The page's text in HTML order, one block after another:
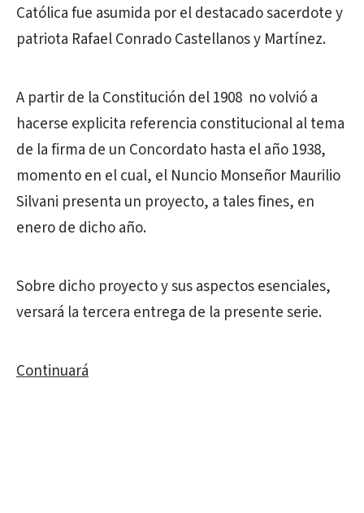
Católica fue asumida por el destacado sacerdote y
patriota Rafael Conrado Castellanos y Martínez.
A partir de la Constitución del 1908 no volvió a
hacerse explicita referencia constitucional al tema
de la firma de un Concordato hasta el año 1938,
momento en el cual, el Nuncio Monseñor Maurilio
Silvani presenta un proyecto, a tales fines, en
enero de dicho año.
Sobre dicho proyecto y sus aspectos esenciales,
versará la tercera entrega de la presente serie.
Continuará